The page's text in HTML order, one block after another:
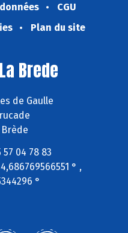
CGU
Plan du site
Brede
de Gaulle
57 04 78 83
° ,
°